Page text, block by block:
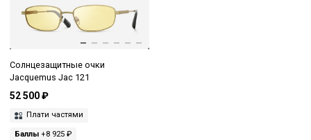
Солнцезащитные очки
Jacquemus Jac 121
52 500 ₽
Плати частями
Баллы +8 925 ₽